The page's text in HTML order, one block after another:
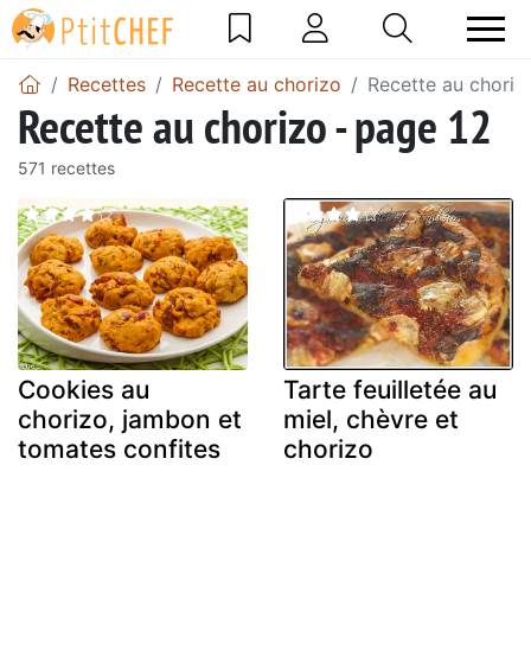
Recettes Recette au chorizo Recette au
Recette au chorizo - page 12
571 recettes
Cookies au
chorizo, jambon et
tomates confites
Tarte feuilletée au
miel, chèvre et
chorizo